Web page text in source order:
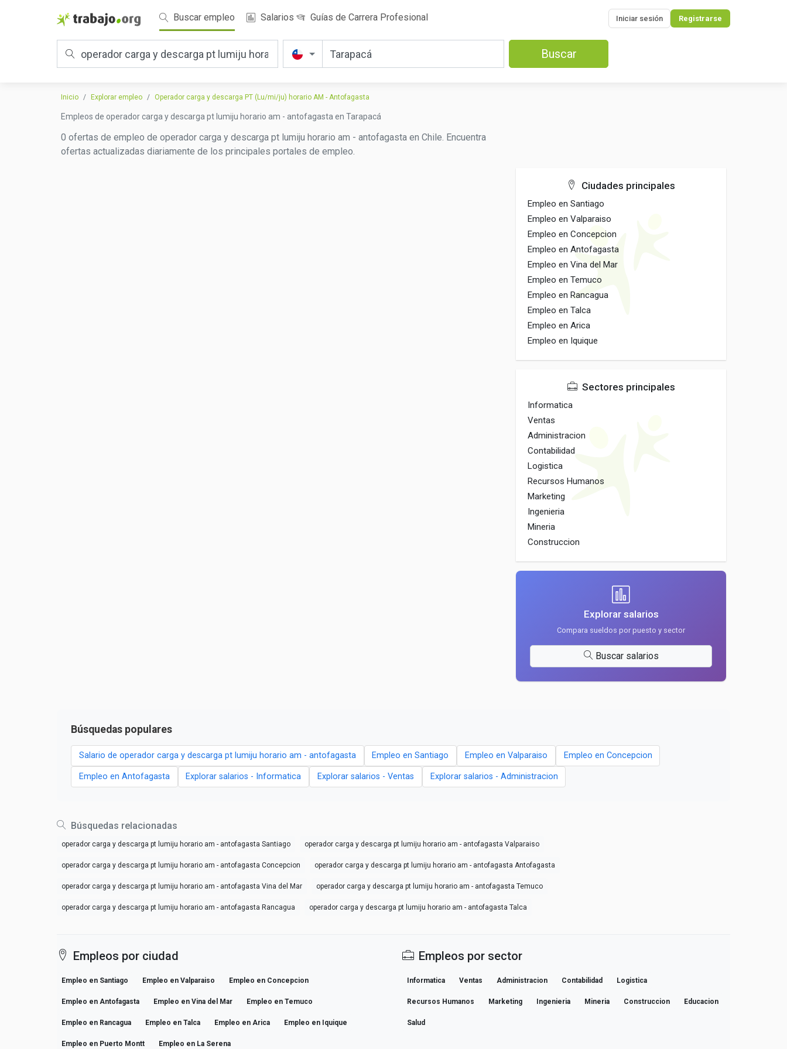
Buscar empleo Salarios Guías de Carrera Profesional Iniciar sesión Registrarse
Buscar
Inicio Explorar empleo Operador carga y descarga PT (Lu/mi/ju) horario AM - Antofagasta
Empleos de operador carga y descarga pt lumiju horario am - antofagasta en Tarapacá
0 ofertas de empleo de operador carga y descarga pt lumiju horario am - antofagasta en Chile. Encuentra
ofertas actualizadas diariamente de los principales portales de empleo.
Ciudades principales
Empleo en Santiago
Empleo en Valparaiso
Empleo en Concepcion
Empleo en Antofagasta
Empleo en Vina del Mar
Empleo en Temuco
Empleo en Rancagua
Empleo en Talca
Empleo en Arica
Empleo en Iquique
Sectores principales
Informatica
Ventas
Administracion
Contabilidad
Logistica
Recursos Humanos
Marketing
Ingenieria
Mineria
Construccion
Explorar salarios
Compara sueldos por puesto y sector
Buscar salarios
Búsquedas populares
Salario de operador carga y descarga pt lumiju horario am - antofagasta Empleo en Santiago Empleo en Valparaiso Empleo en Concepcion
Empleo en Antofagasta Explorar salarios - Informatica Explorar salarios - Ventas Explorar salarios - Administracion
Búsquedas relacionadas
operador carga y descarga pt lumiju horario am - antofagasta Santiago operador carga y descarga pt lumiju horario am - antofagasta Valparaiso
operador carga y descarga pt lumiju horario am - antofagasta Concepcion operador carga y descarga pt lumiju horario am - antofagasta Antofagasta
operador carga y descarga pt lumiju horario am - antofagasta Vina del Mar operador carga y descarga pt lumiju horario am - antofagasta Temuco
operador carga y descarga pt lumiju horario am - antofagasta Rancagua operador carga y descarga pt lumiju horario am - antofagasta Talca
Empleos por ciudad
Empleo en Santiago Empleo en Valparaiso Empleo en Concepcion
Empleo en Antofagasta Empleo en Vina del Mar Empleo en Temuco
Empleo en Rancagua Empleo en Talca Empleo en Arica Empleo en Iquique
Empleo en Puerto Montt Empleo en La Serena
Empleos por sector
Informatica Ventas Administracion Contabilidad Logistica
Recursos Humanos Marketing Ingenieria Mineria Construccion Educacion
Salud